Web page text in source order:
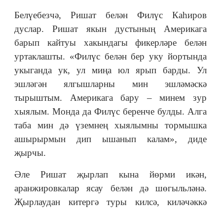
Белүебезчә, Ришат белән Филүс Каһиров
дуслар. Ришат якын дустының Америкага
барып кайтуы хакындагы фикерләре белән
уртаклашты. «Филүс белән бер уку йортында
укыганда ук, ул миңа юл ярып барды. Ул
эшләгән ялгышларны мин эшләмәскә
тырыштым. Америкага бару ‒ минем зур
хыялым. Монда да Филүс беренче булды. Алга
таба мин дә үземнең хыялымны тормышка
ашырырмын дип ышанып калам», диде
җырчы.
Әле Ришат җырлап кына йөрми икән,
аранжировкалар ясау белән дә шөгыльләнә.
Җырлаудан китергә туры килсә, киләчәккә